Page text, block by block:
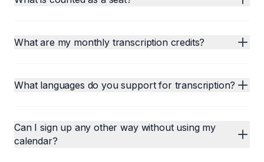
What are my monthly transcription credits?
What languages do you support for transcription?
Can I sign up any other way without using my
calendar?